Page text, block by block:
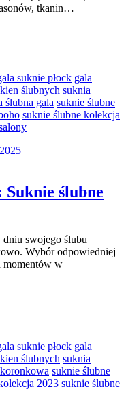
tkanin…
suknie płock gala
ślubnych suknia
ślubna gala suknie ślubne
suknie ślubne kolekcja
ślubne
dniu swojego ślubu
Wybór odpowiedniej
momentów w
suknie płock gala
ślubnych suknia
suknie ślubne
2023 suknie ślubne